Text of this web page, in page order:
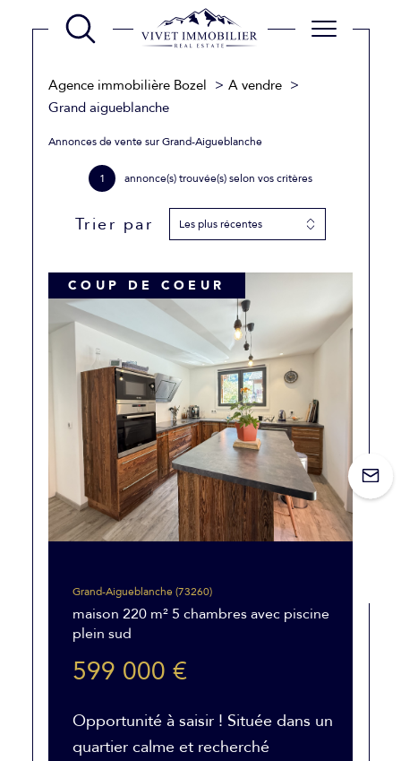
Agence immobilière Bozel
A vendre
Grand aigueblanche
Annonces de vente sur Grand-Aigueblanche
1 annonce(s) trouvée(s) selon vos critères
Trier par Les plus récentes
Grand-Aigueblanche (73260)
maison 220 m² 5 chambres avec piscine
plein sud
599 000 €
Opportunité à saisir ! Située dans un
quartier calme et recherché
COUP DE COEUR